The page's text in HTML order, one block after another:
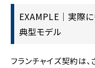
EXAMPLE｜実際
典型モデル
フランチャイズ契約は